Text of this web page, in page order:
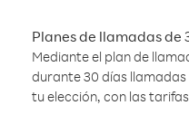
Planes de llamadas de
Mediante el plan de
durante 30 días
tu elección, con las